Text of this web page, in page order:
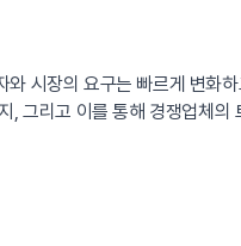
시장의 요구는 빠르게 변화
그리고 이를 통해 경쟁업체의